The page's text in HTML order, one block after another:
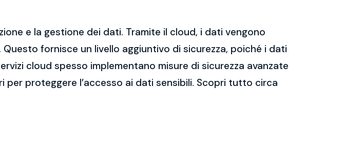
e la gestione dei dati. Tramite il cloud, i dati vengono
fornisce un livello aggiuntivo di sicurezza, poiché i dati
cloud spesso implementano misure di sicurezza avanzate
proteggere l’accesso ai dati sensibili. Scopri tutto circa